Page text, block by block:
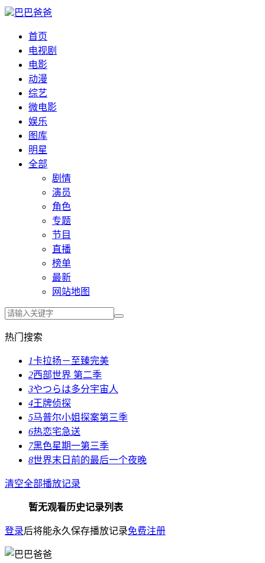
巴巴爸爸
首页
电视剧
电影
动漫
综艺
微电影
娱乐
图库
明星
全部
剧情
演员
角色
专题
节目
直播
榜单
最新
网站地图
热门搜索
1卡拉扬－至臻完美
2西部世界 第二季
3やつらは多分宇宙人
4王牌侦探
5马普尔小姐探案第三季
6热恋宅急送
7黑色星期一第三季
8世界末日前的最后一个夜晚
清空全部播放记录
暂无观看历史记录列表
登录后将能永久保存播放记录免费注册